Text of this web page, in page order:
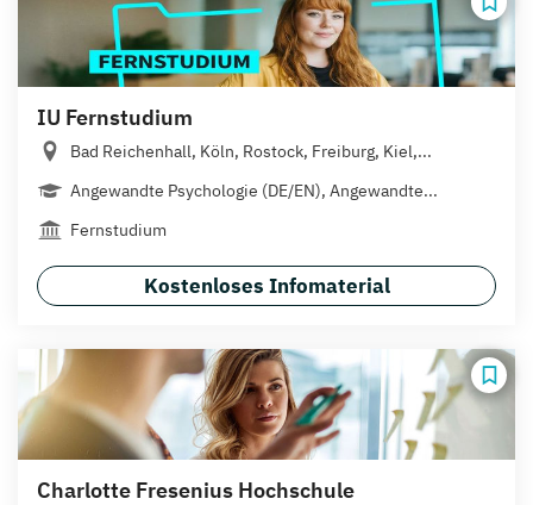
IU Fernstudium
Bad Reichenhall, Köln, Rostock, Freiburg, Kiel,...
Angewandte Psychologie (DE/EN), Angewandte...
Fernstudium
Kostenloses Infomaterial
Charlotte Fresenius Hochschule